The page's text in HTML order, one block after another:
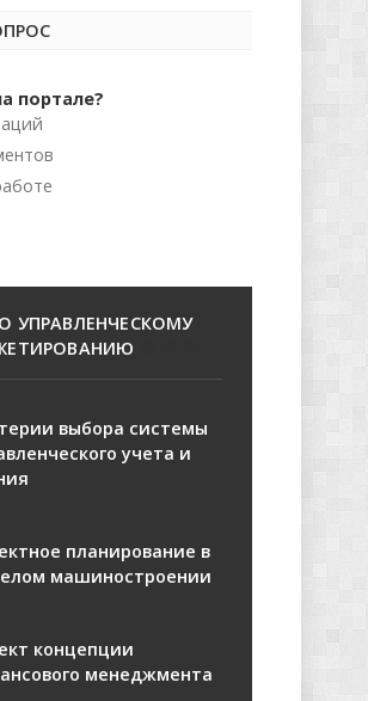
портале?
УПРАВЛЕНЧЕСКОМУ
выбора системы
учета и
планирование в
машиностроении
концепции
менеджмента